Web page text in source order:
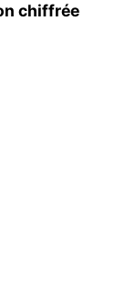
chiffrée